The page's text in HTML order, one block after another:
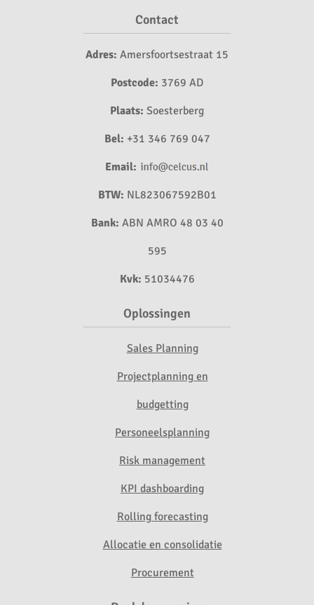
Contact
Adres: Amersfoortsestraat 15
Postcode: 3769 AD
Plaats: Soesterberg
Bel: +31 346 769 047
Email:
BTW: NL823067592B01
Bank: ABN AMRO 48 03 40
595
Kvk: 51034476
Oplossingen
Sales Planning
Projectplanning en
budgetting
Personeelsplanning
Risk management
KPI dashboarding
Rolling forecasting
Allocatie en consolidatie
Procurement